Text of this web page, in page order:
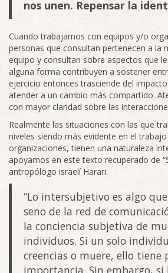
nos unen. Repensar la
Cuando trabajamos con equipos y/o
personas que consultan pertenecen a la
equipo y consultan sobre aspectos que
alguna forma contribuyen a sostener
ejercicio entonces trasciende del
atender a un cambio más compartido.
con mayor claridad sobre las
Realmente las situaciones con las que
niveles siendo más evidente en el
organizaciones, tienen una naturaleza
apoyamos en este texto recuperado de
antropólogo israelí Harari:
“Lo intersubjetivo es algo
seno de la red de
la conciencia subjetiva de
individuos. Si un solo
creencias o muere, ello tiene
importancia. Sin embargo,